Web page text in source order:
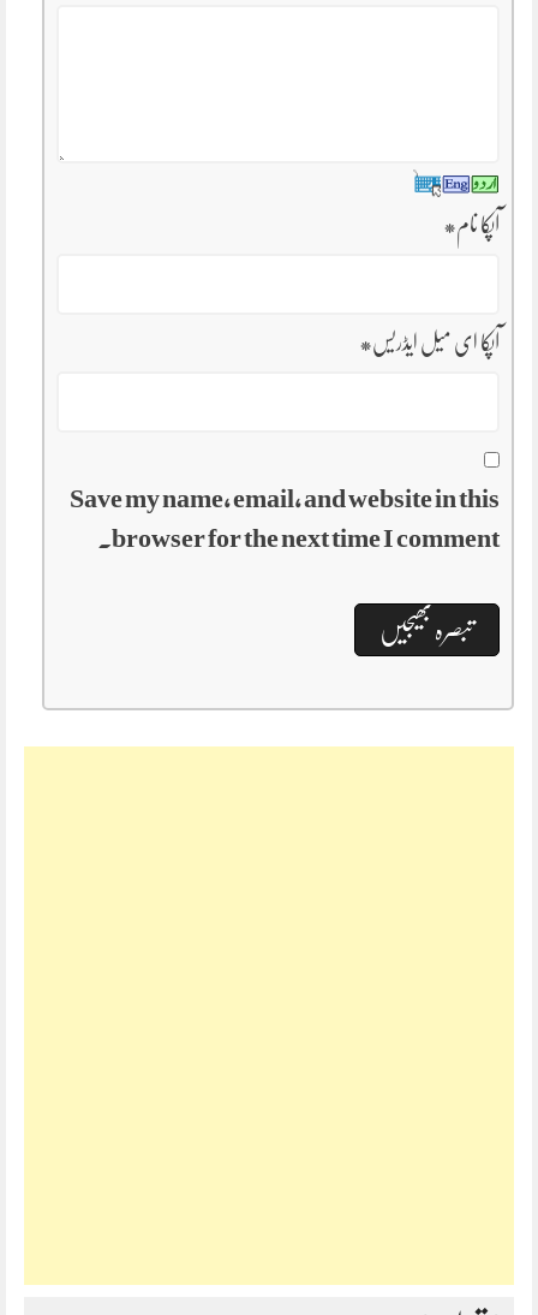
آپکا نام*
آپکا ای میل ایڈریس*
Save my name, email, and website in this
browser for the next time I comment.